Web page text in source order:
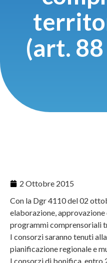
(art.
2 Ottobre 2015
Con la Dgr 4110 del 02
elaborazione,
programmi comprensoriali
I consorzi saranno tenuti
pianificazione regionale e
I consorzi di bonifica, entro